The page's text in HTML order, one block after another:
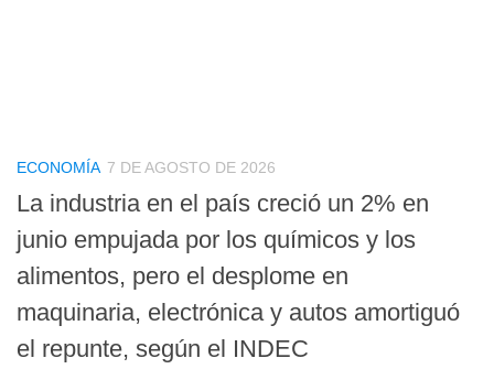
ECONOMÍA 7 DE AGOSTO DE 2026
La industria en el país creció un 2% en
junio empujada por los químicos y los
alimentos, pero el desplome en
maquinaria, electrónica y autos amortiguó
el repunte, según el INDEC